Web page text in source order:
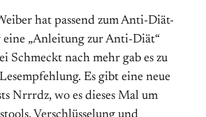
hat passend zum Anti-Diät-
eine „Anleitung zur Anti-Diät“
Schmeckt nach mehr gab es zu
Es gibt eine neue
Nrrrdz, wo es dieses Mal um